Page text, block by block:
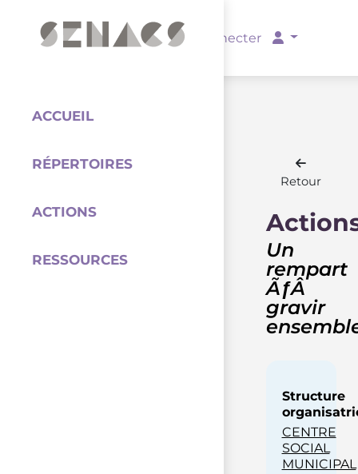
Se connecter
ACCUEIL
RÉPERTOIRES
ACTIONS
RESSOURCES
Retour
Un
rempart
ÃƒÂ
gravir
Structure
CENTRE
SOCIAL
MUNICIPAL